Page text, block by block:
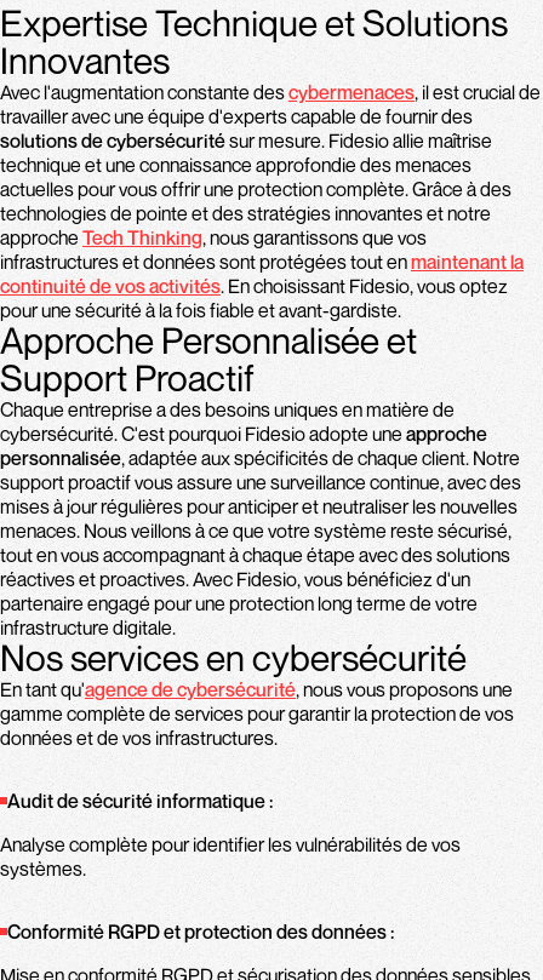
Expertise Technique et Solutions
Innovantes
Avec l'augmentation constante descybermenaces, il est crucial de
travailler avec une équipe d'experts capable de fournir des
solutions de cybersécuritésur mesure. Fidesio allie maîtrise
technique et une connaissance approfondie des menaces
actuelles pour vous offrir une protection complète. Grâce à des
technologies de pointe et des stratégies innovantes et notre
approcheTech Thinking, nous garantissons que vos
infrastructures et données sont protégées tout enmaintenant la
continuité de vos activités. En choisissant Fidesio, vous optez
pour une sécurité à la fois fiable et avant-gardiste.
Approche Personnalisée et
Support Proactif
Chaque entreprise a des besoins uniques en matière de
cybersécurité. C'est pourquoi Fidesio adopte uneapproche
personnalisée, adaptée aux spécificités de chaque client. Notre
support proactif vous assure une surveillance continue, avec des
mises à jour régulières pour anticiper et neutraliser les nouvelles
menaces. Nous veillons à ce que votre système reste sécurisé,
tout en vous accompagnant à chaque étape avec des solutions
réactives et proactives. Avec Fidesio, vous bénéficiez d'un
partenaire engagé pour une protection long terme de votre
infrastructure digitale.
Nos services en cybersécurité
En tant qu'agence de cybersécurité, nous vous proposons une
gamme complète de services pour garantir la protection de vos
données et de vos infrastructures.
Audit de sécurité informatique :
Analyse complète pour identifier les vulnérabilités de vos
systèmes.
Conformité RGPD et protection des données :
Mise en conformité RGPD et sécurisation des données sensibles.